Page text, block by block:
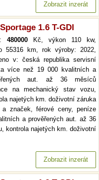
Zobrazit inzerát
1.6 T-GDI
480000 Kč, výkon 110 kw,
55316 km, rok výroby: 2022,
v: česká republika servisní
více než 19 000 kvalitních a
aut. až 36 měsíců
na mechanický stav vozu,
najetých km. doživotní záruka
a značek, férové ceny, peníze
a prověřených aut. až 36
kontrola najetých km. doživotní
Zobrazit inzerát